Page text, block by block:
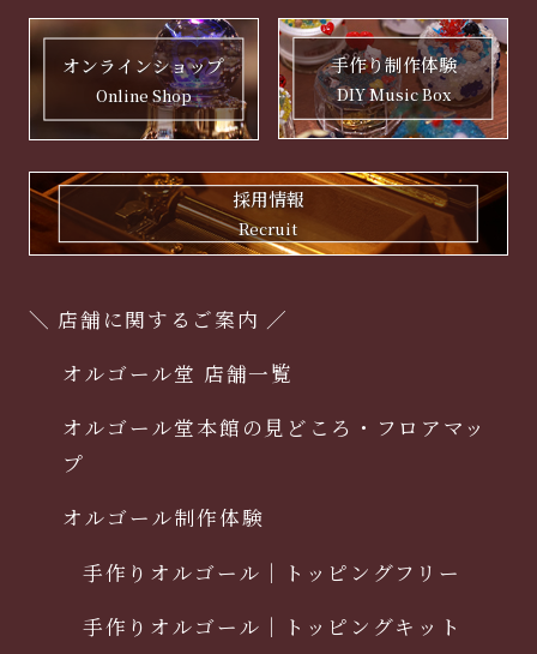
オンラインショップ
Online Shop
手作り制作体験
DIY Music Box
採用情報
Recruit
＼ 店舗に関するご案内 ／
オルゴール堂 店舗一覧
オルゴール堂本館の見どころ・フロアマッ
プ
オルゴール制作体験
手作りオルゴール｜トッピングフリー
手作りオルゴール｜トッピングキット